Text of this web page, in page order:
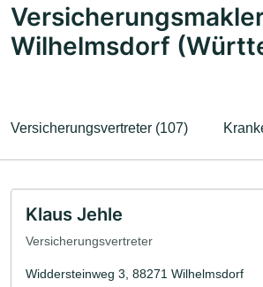
Wilhelmsdorf
Versicherungsvertreter (107)
Klaus Jehle
Versicherungsvertreter
Widdersteinweg 3, 88271 Wilhelmsdorf